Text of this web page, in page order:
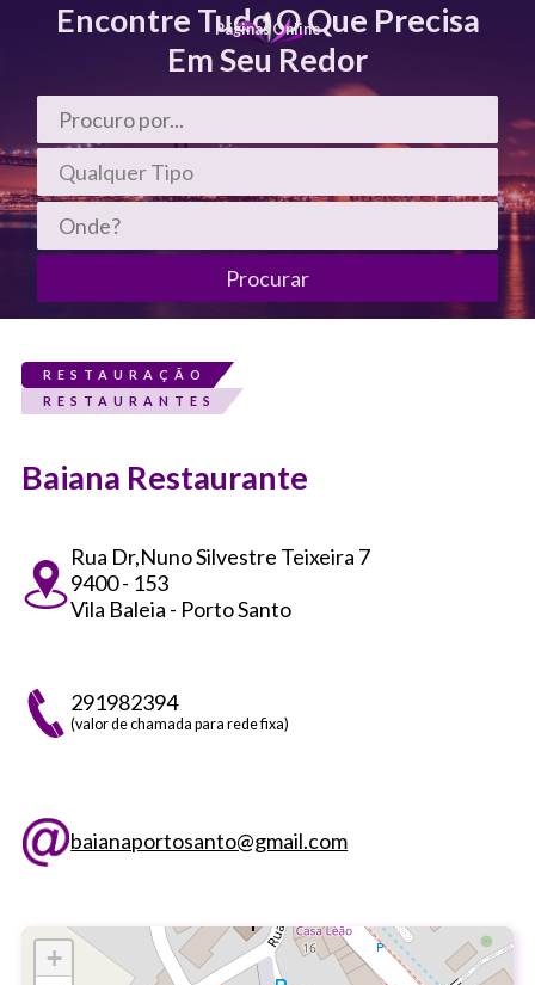
Páginas Online
Encontre Tudo O Que Precisa
Em Seu Redor
RESTAURAÇÃO
RESTAURANTES
Baiana Restaurante
Rua Dr,Nuno Silvestre Teixeira 7
9400 - 153
Vila Baleia - Porto Santo
291982394
(valor de chamada para rede fixa)
baianaportosanto@gmail.com
+